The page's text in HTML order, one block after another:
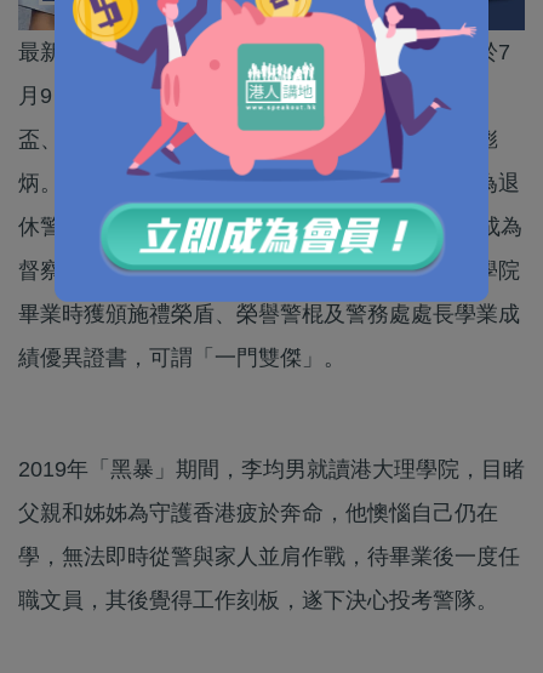
最新一期警隊刊物《警聲》報道，香港警察學院於7
月9日舉行結業會操，當中27歲的李均男榮獲薛富
盃、銀笛及警務處處長學業成績優異證書，成績彪
炳。這位「新紮師兄」出身紀律部隊世家，父親為退
休警署警長，母親為一級懲教助理，姊姊於15年成為
督察，現駐守西九龍總區刑事部，她當年在警察學院
畢業時獲頒施禮榮盾、榮譽警棍及警務處處長學業成
績優異證書，可謂「一門雙傑」。
2019年「黑暴」期間，李均男就讀港大理學院，目睹
父親和姊姊為守護香港疲於奔命，他懊惱自己仍在
學，無法即時從警與家人並肩作戰，待畢業後一度任
職文員，其後覺得工作刻板，遂下決心投考警隊。